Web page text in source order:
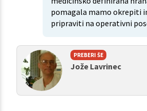
pomagala mamo okrepiti
pripraviti na operativni
PREBERI ŠE
Jože Lavrinec